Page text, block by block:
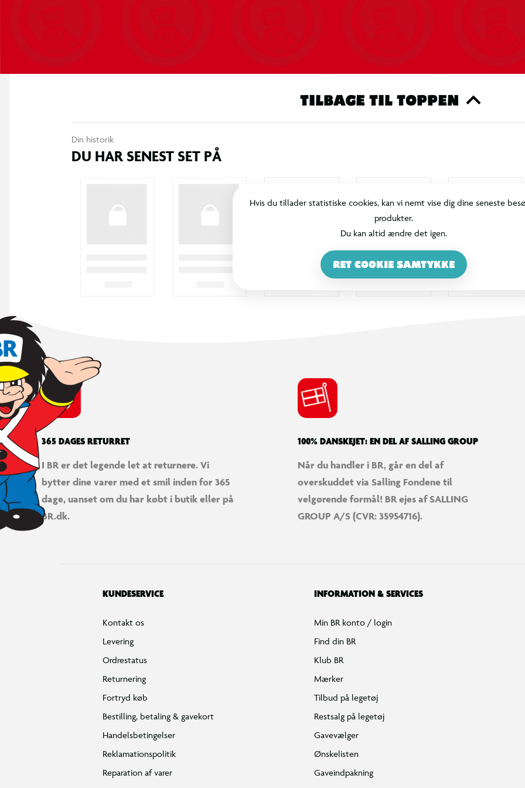
Ca. 156 cm dyb
TILBAGE TIL TOPPEN
Din historik
DU HAR SENEST SET PÅ
Hvis du tillader statistiske cookies, kan vi nemt vise dig dine seneste
produkter.
Du kan altid ændre det igen.
RET COOKIE SAMTYKKE
365 DAGES RETURRET
I BR er det legende let at returnere. Vi
bytter dine varer med et smil inden for 365
dage, uanset om du har købt i butik eller på
BR.dk.
100% DANSKEJET: EN DEL AF SALLING GROUP
Når du handler i BR, går en del af
overskuddet via Salling Fondene til
velgørende formål! BR ejes af SALLING
GROUP A/S (CVR: 35954716).
KUNDESERVICE
Kontakt os
Levering
Ordrestatus
Returnering
Fortryd køb
Bestilling, betaling & gavekort
Handelsbetingelser
Reklamationspolitik
Reparation af varer
INFORMATION & SERVICES
Min BR konto / login
Find din BR
Klub BR
Mærker
Tilbud på legetøj
Restsalg på legetøj
Gavevælger
Ønskelisten
Gaveindpakning